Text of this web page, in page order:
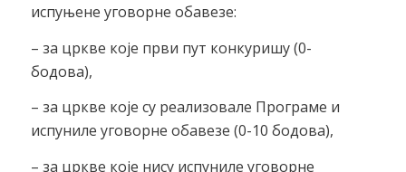
испуњене уговорне обавезе:
– за цркве које први пут конкуришу (0-
бодова),
– за цркве које су реализовале Програме и
испуниле уговорне обавезе (0-10 бодова),
– за цркве које нису испуниле уговорне